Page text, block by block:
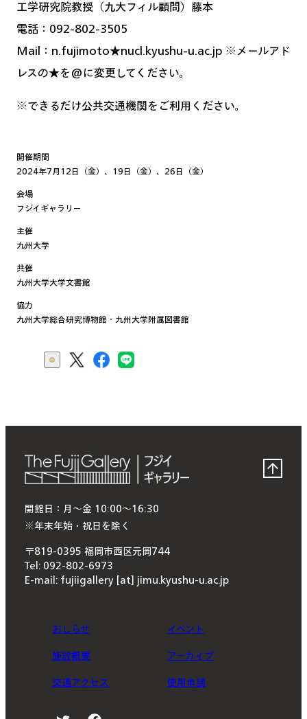
工学研究院教授（九大フィル顧問）藤本
電話：092-802-3505
Mail：n.fujimoto★nucl.kyushu-u.ac.jp ※メールアド
レスの★を@に変更してください。
※できるだけ公共交通機関をご利用ください。
開催期間
2024年7月12日（金）、19日（金）、26日（金）
会場
フジイギャラリー
主催
九州大学
共催
九州大学大学文書館
協力
九州大学総合研究博物館・九州大学附属図書館
開館日：月〜金 10:00〜16:30
※年末年始・祝日を除く
〒819-0395 福岡市西区元岡744
Tel: 092-802-6973
E-mail: fujiigallery [at] jimu.kyushu-u.ac.jp
おしらせ イベント
施設概要 アーカイブ
交通アクセス 使用申請